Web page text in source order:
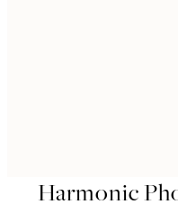
Harmonic